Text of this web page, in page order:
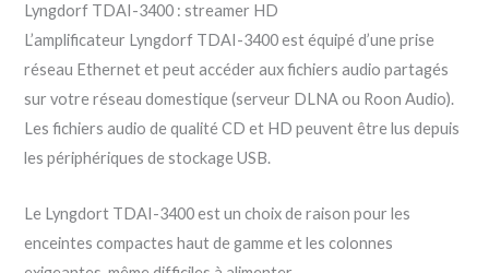
Lyngdorf TDAI-3400 : streamer HD
L’amplificateur Lyngdorf TDAI-3400 est équipé d’une prise
réseau Ethernet et peut accéder aux fichiers audio partagés
sur votre réseau domestique (serveur DLNA ou Roon Audio).
Les fichiers audio de qualité CD et HD peuvent être lus depuis
les périphériques de stockage USB.
Le Lyngdort TDAI-3400 est un choix de raison pour les
enceintes compactes haut de gamme et les colonnes